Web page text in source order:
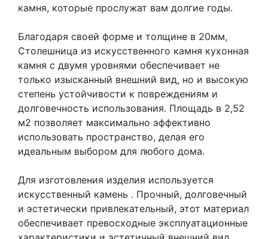
камня, которые прослужат вам долгие годы.
Благодаря своей форме и толщине в 20мм,
Столешница из искусственного камня кухонная
камня с двумя уровнями обеспечивает не
только изысканный внешний вид, но и высокую
степень устойчивости к повреждениям и
долговечность использования. Площадь в 2,52
м2 позволяет максимально эффективно
использовать пространство, делая его
идеальным выбором для любого дома.
Для изготовления изделия используется
искусственный камень . Прочный, долговечный
и эстетически привлекательный, этот материал
обеспечивает превосходные эксплуатационные